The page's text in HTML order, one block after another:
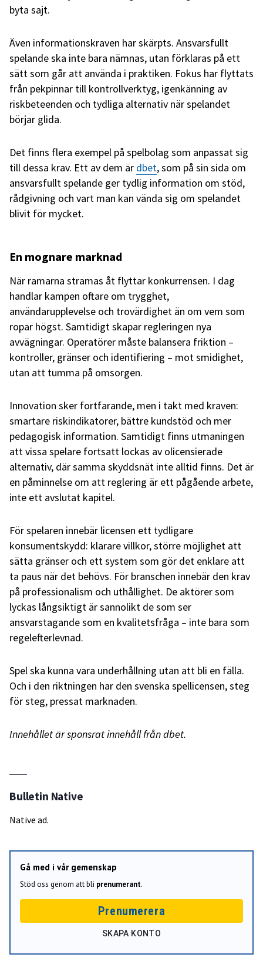
byta sajt.
Även informationskraven har skärpts. Ansvarsfullt
spelande ska inte bara nämnas, utan förklaras på ett
sätt som går att använda i praktiken. Fokus har flyttats
från pekpinnar till kontrollverktyg, igenkänning av
riskbeteenden och tydliga alternativ när spelandet
börjar glida.
Det finns flera exempel på spelbolag som anpassat sig
till dessa krav. Ett av dem är dbet, som på sin sida om
ansvarsfullt spelande ger tydlig information om stöd,
rådgivning och vart man kan vända sig om spelandet
blivit för mycket.
En mognare marknad
När ramarna stramas åt flyttar konkurrensen. I dag
handlar kampen oftare om trygghet,
användarupplevelse och trovärdighet än om vem som
ropar högst. Samtidigt skapar regleringen nya
avvägningar. Operatörer måste balansera friktion –
kontroller, gränser och identifiering – mot smidighet,
utan att tumma på omsorgen.
Innovation sker fortfarande, men i takt med kraven:
smartare riskindikatorer, bättre kundstöd och mer
pedagogisk information. Samtidigt finns utmaningen
att vissa spelare fortsatt lockas av olicensierade
alternativ, där samma skyddsnät inte alltid finns. Det är
en påminnelse om att reglering är ett pågående arbete,
inte ett avslutat kapitel.
För spelaren innebär licensen ett tydligare
konsumentskydd: klarare villkor, större möjlighet att
sätta gränser och ett system som gör det enklare att
ta paus när det behövs. För branschen innebär den krav
på professionalism och uthållighet. De aktörer som
lyckas långsiktigt är sannolikt de som ser
ansvarstagande som en kvalitetsfråga – inte bara som
regelefterlevnad.
Spel ska kunna vara underhållning utan att bli en fälla.
Och i den riktningen har den svenska spellicensen, steg
för steg, pressat marknaden.
Innehållet är sponsrat innehåll från dbet.
Bulletin Native
Native ad.
Gå med i vår gemenskap
Stöd oss genom att bli prenumerant.
Prenumerera
SKAPA KONTO